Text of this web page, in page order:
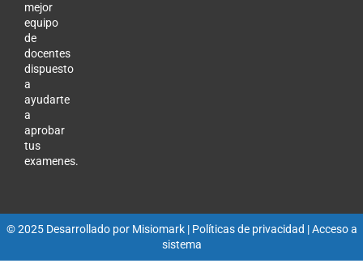
mejor
equipo
de
docentes
dispuesto
a
ayudarte
a
aprobar
tus
examenes.
© 2025 Desarrollado por Misiomark | Políticas de privacidad |Acceso a
sistema